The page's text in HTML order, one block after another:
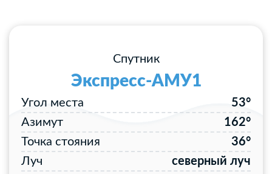
Спутник
Экспресс-АМУ1
Угол места
53°
Азимут
162°
Точка стояния
36°
Луч
северный луч